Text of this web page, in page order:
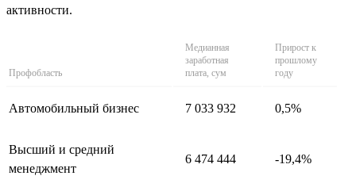
активности.
Профобласть
Медианная
заработная
плата, сум
Прирост к
прошлому
году
Автомобильный бизнес 7 033 932 0,5%
Высший и средний
менеджмент
6 474 444 -19,4%